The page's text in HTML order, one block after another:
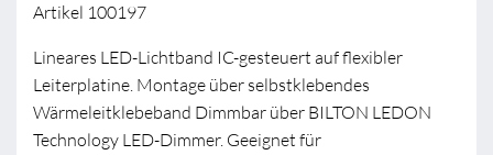
Artikel 100197
Lineares LED-Lichtband IC-gesteuert auf flexibler
Leiterplatine. Montage über selbstklebendes
Wärmeleitklebeband Dimmbar über BILTON LEDON
Technology LED-Dimmer. Geeignet für